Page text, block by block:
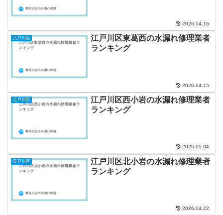
2026.04.16
江戸川区
江戸川区東葛西の水漏れ修理業者
ランキング
2026.04.15
江戸川区
江戸川区西小岩の水漏れ修理業者
ランキング
2026.05.04
江戸川区
江戸川区北小岩の水漏れ修理業者
ランキング
2026.04.22